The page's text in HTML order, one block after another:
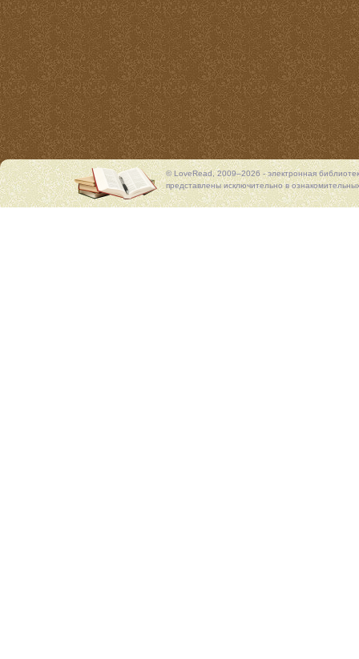
© LoveRead, 2009–2026 - электронная
представлены исключительно в